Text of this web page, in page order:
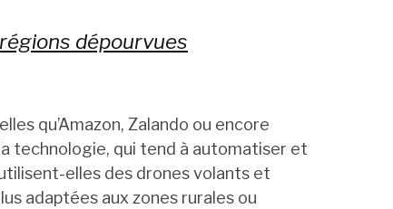
dépourvues
qu’Amazon, Zalando ou encore
technologie, qui tend à automatiser et
elles des drones volants et
adaptées aux zones rurales ou